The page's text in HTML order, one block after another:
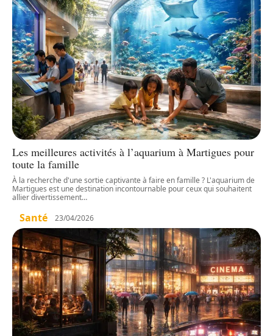
Les meilleures activités à l’aquarium à Martigues pour
toute la famille
À la recherche d'une sortie captivante à faire en famille ? L'aquarium de
Martigues est une destination incontournable pour ceux qui souhaitent
allier divertissement…
Santé 23/04/2026